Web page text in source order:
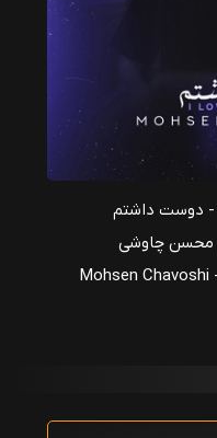
دوست داشتم
محسن چاوشی
Mohsen